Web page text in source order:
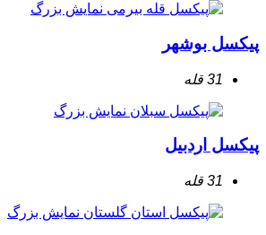
نمایش بزرگ
پیکسل بوشهر
31 قله
نمایش بزرگ
پیکسل اردبیل
31 قله
نمایش بزرگ